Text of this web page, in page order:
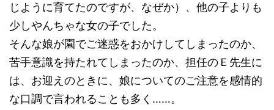
じように育てたのですが、なぜか）、他の子よりも
少しやんちゃな女の子でした。
そんな娘が園でご迷惑をおかけしてしまったのか、
苦手意識を持たれてしまったのか、担任のＥ先生に
は、お迎えのときに、娘についてのご注意を感情的
な口調で言われることも多く……。